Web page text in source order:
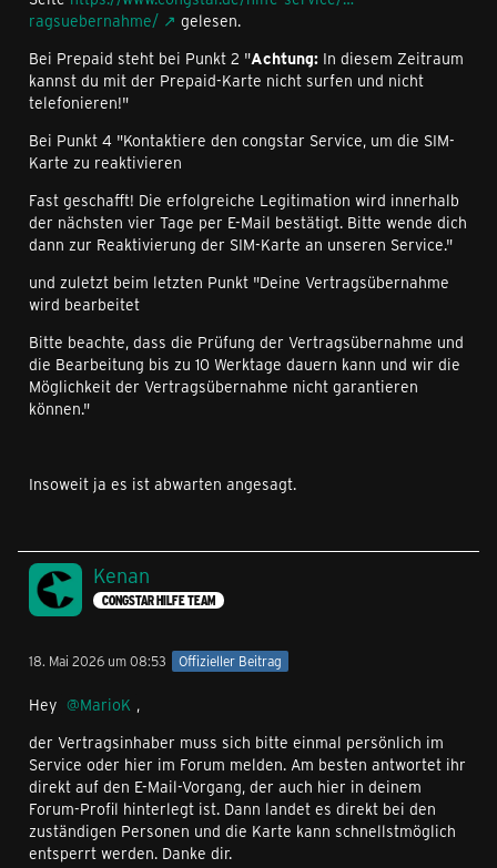
ragsuebernahme/
gelesen.
Bei Prepaid steht bei Punkt 2 "Achtung: In diesem Zeitraum
kannst du mit der Prepaid-Karte nicht surfen und nicht
telefonieren!"
Bei Punkt 4 "Kontaktiere den congstar Service, um die SIM-
Karte zu reaktivieren
Fast geschafft! Die erfolgreiche Legitimation wird innerhalb
der nächsten vier Tage per E-Mail bestätigt. Bitte wende dich
dann zur Reaktivierung der SIM-Karte an unseren Service."
und zuletzt beim letzten Punkt "Deine Vertragsübernahme
wird bearbeitet
Bitte beachte, dass die Prüfung der Vertragsübernahme und
die Bearbeitung bis zu 10 Werktage dauern kann und wir die
Möglichkeit der Vertragsübernahme nicht garantieren
können."
Insoweit ja es ist abwarten angesagt.
Kenan
CONGSTAR HILFE TEAM
18. Mai 2026 um 08:53 Offizieller Beitrag
Hey MarioK ,
der Vertragsinhaber muss sich bitte einmal persönlich im
Service oder hier im Forum melden. Am besten antwortet ihr
direkt auf den E-Mail-Vorgang, der auch hier in deinem
Forum-Profil hinterlegt ist. Dann landet es direkt bei den
zuständigen Personen und die Karte kann schnellstmöglich
entsperrt werden. Danke dir.